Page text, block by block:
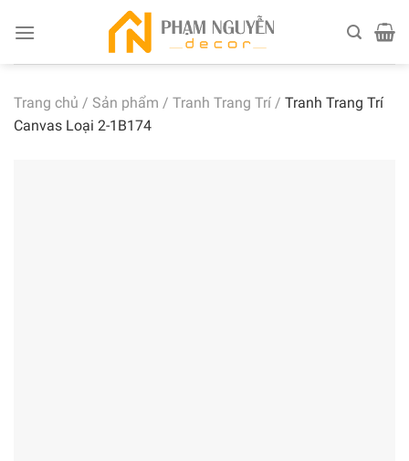
Trang chủ / Sản phẩm / Tranh Trang Trí / Tranh Trang Trí
Canvas Loại 2-1B174